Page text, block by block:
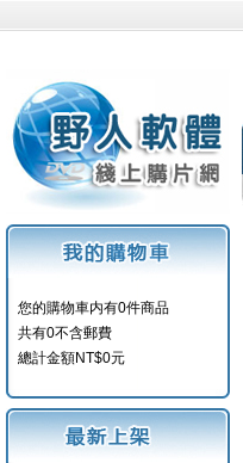
您的購物車内有0件商品
共有0不含郵費
總計金額NT$0元